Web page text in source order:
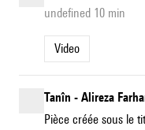
undefined 10 min
Video
Tanîn - Alireza
Pièce créée sous le